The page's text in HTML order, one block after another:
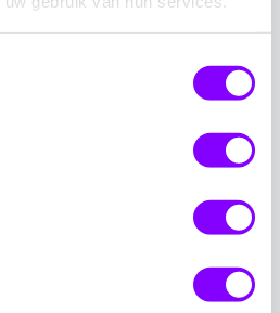
we ook niet-Microsoft
ook